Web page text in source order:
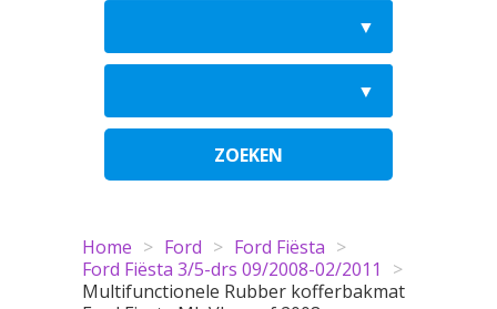
ZOEKEN
Home > Ford > Ford Fiësta >
Ford Fiësta 3/5-drs 09/2008-02/2011
>
Multifunctionele Rubber kofferbakmat